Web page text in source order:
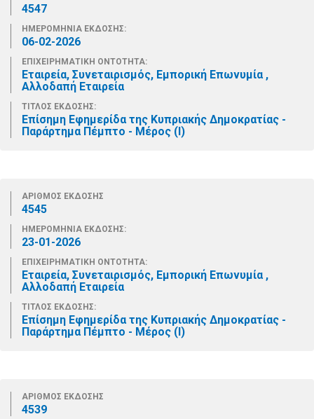
4547
ΗΜΕΡΟΜΗΝΙΑ ΕΚΔΟΣΗΣ:
06-02-2026
ΕΠΙΧΕΙΡΗΜΑΤΙΚΗ ΟΝΤΟΤΗΤΑ:
Εταιρεία, Συνεταιρισμός, Εμπορική Επωνυμία ,
Αλλοδαπή Εταιρεία
ΤΙΤΛΟΣ ΕΚΔΟΣΗΣ:
Επίσημη Εφημερίδα της Κυπριακής Δημοκρατίας -
Παράρτημα Πέμπτο - Μέρος (Ι)
ΑΡΙΘΜΟΣ ΕΚΔΟΣΗΣ
4545
ΗΜΕΡΟΜΗΝΙΑ ΕΚΔΟΣΗΣ:
23-01-2026
ΕΠΙΧΕΙΡΗΜΑΤΙΚΗ ΟΝΤΟΤΗΤΑ:
Εταιρεία, Συνεταιρισμός, Εμπορική Επωνυμία ,
Αλλοδαπή Εταιρεία
ΤΙΤΛΟΣ ΕΚΔΟΣΗΣ:
Επίσημη Εφημερίδα της Κυπριακής Δημοκρατίας -
Παράρτημα Πέμπτο - Μέρος (Ι)
ΑΡΙΘΜΟΣ ΕΚΔΟΣΗΣ
4539